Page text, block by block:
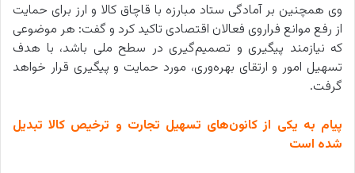
وی همچنین بر آمادگی ستاد مبارزه با قاچاق کالا و ارز برای حمایت
از رفع موانع فراروی فعالان اقتصادی تاکید کرد و گفت: هر موضوعی
که نیازمند پیگیری و تصمیم‌گیری در سطح ملی باشد، با هدف
تسهیل امور و ارتقای بهره‌وری، مورد حمایت و پیگیری قرار خواهد
گرفت.
پیام به یکی از کانون‌های تسهیل تجارت و ترخیص کالا تبدیل
شده است